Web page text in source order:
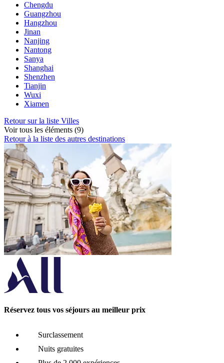
Chengdu
Guangzhou
Hangzhou
Jinan
Nanjing
Nantong
Sanya
Shanghai
Shenzhen
Tianjin
Wuxi
Xiamen
Retour sur la liste Villes
Voir tous les éléments (9)
Retour à la liste des autres destinations
Réservez tous vos séjours au meilleur prix
Surclassement
Nuits gratuites